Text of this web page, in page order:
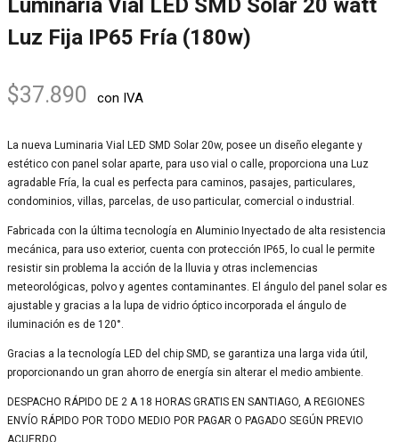
Luminaria Vial LED SMD Solar 20 watt
Luz Fija IP65 Fría (180w)
$37.890 con IVA
La nueva Luminaria Vial LED SMD Solar 20w, posee un diseño elegante y
estético con panel solar aparte, para uso vial o calle, proporciona una Luz
agradable Fría, la cual es perfecta para caminos, pasajes, particulares,
condominios, villas, parcelas, de uso particular, comercial o industrial.
Fabricada con la última tecnología en Aluminio Inyectado de alta resistencia
mecánica, para uso exterior, cuenta con protección IP65, lo cual le permite
resistir sin problema la acción de la lluvia y otras inclemencias
meteorológicas, polvo y agentes contaminantes. El ángulo del panel solar es
ajustable y gracias a la lupa de vidrio óptico incorporada el ángulo de
iluminación es de 120°.
Gracias a la tecnología LED del chip SMD, se garantiza una larga vida útil,
proporcionando un gran ahorro de energía sin alterar el medio ambiente.
DESPACHO RÁPIDO DE 2 A 18 HORAS GRATIS EN SANTIAGO, A REGIONES
ENVÍO RÁPIDO POR TODO MEDIO POR PAGAR O PAGADO SEGÚN PREVIO
ACUERDO